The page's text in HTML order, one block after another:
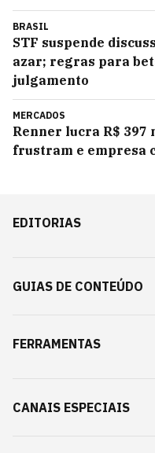
BRASIL
STF suspende
azar; regras para
julgamento
MERCADOS
Renner lucra R$ 397
frustram e empresa
EDITORIAS
GUIAS DE CONTEÚDO
FERRAMENTAS
CANAIS ESPECIAIS